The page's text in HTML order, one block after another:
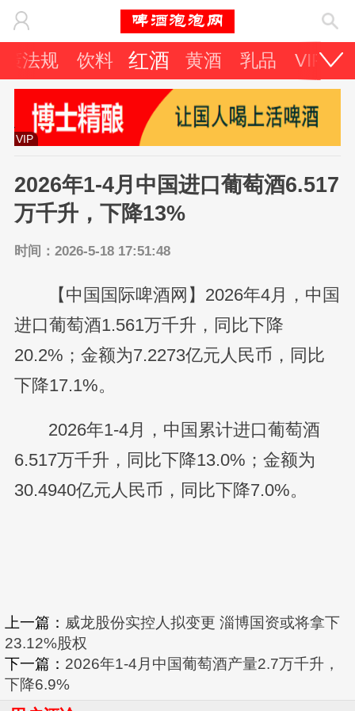
策法规 饮料 红酒 黄酒 乳品 VIP专
VIP
2026年1-4月中国进口葡萄酒6.517
万千升，下降13%
时间：2026-5-18 17:51:48
【中国国际啤酒网】2026年4月，中国
进口葡萄酒1.561万千升，同比下降
20.2%；金额为7.2273亿元人民币，同比
下降17.1%。
2026年1-4月，中国累计进口葡萄酒
6.517万千升，同比下降13.0%；金额为
30.4940亿元人民币，同比下降7.0%。
上一篇： 威龙股份实控人拟变更 淄博国资或将拿下
23.12%股权
下一篇： 2026年1-4月中国葡萄酒产量2.7万千升，
下降6.9%